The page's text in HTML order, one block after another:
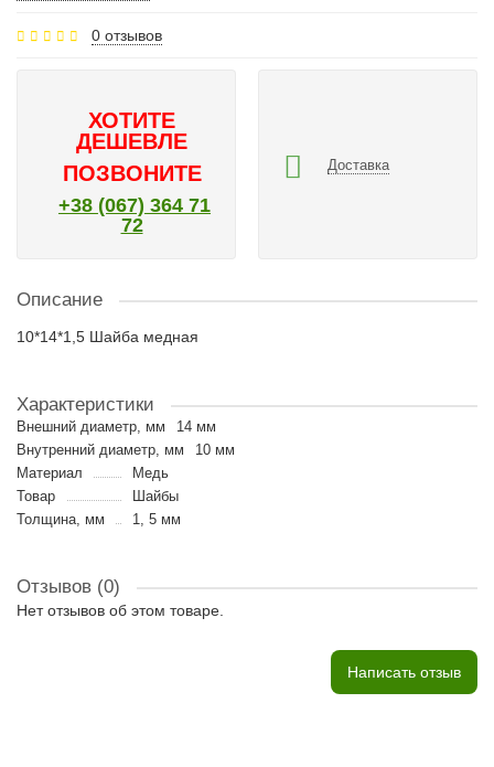
0 отзывов
ХОТИТЕ
ДЕШЕВЛЕ
ПОЗВОНИТЕ
+38 (067) 364 71
72
Доставка
Описание
10*14*1,5 Шайба медная
Характеристики
Внешний диаметр, мм
14 мм
Внутренний диаметр, мм
10 мм
Материал
Медь
Товар
Шайбы
Толщина, мм
1, 5 мм
Отзывов (0)
Нет отзывов об этом товаре.
Написать отзыв